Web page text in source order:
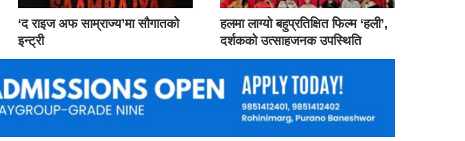
‘द राइज अफ साम्राज्य’मा सौगातको
इन्ट्री
हलमा लाग्यो बहुप्रतिक्षित फिल्म ‘हली’,
दर्शकको उत्साहजनक उपस्थिति